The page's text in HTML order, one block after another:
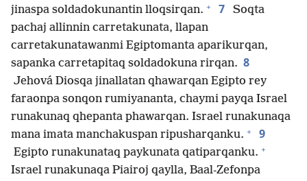
jinaspa soldadokunantin lloqsirqan. + 7
Soqta
pachaj allinnin carretakunata, llapan
carretakunatawanmi Egiptomanta aparikurqan,
sapanka carretapitaq soldadokuna rirqan. 8
Jehová Diosqa jinallatan qhawarqan Egipto rey
faraonpa sonqon rumiyananta, chaymi payqa Israel
runakunaq qhepanta phawarqan. Israel runakunaqa
mana imata manchakuspan ripusharqanku. + 9
Egipto runakunataq paykunata qatiparqanku. +
Israel runakunaqa Piairoj qaylla, Baal-Zefonpa